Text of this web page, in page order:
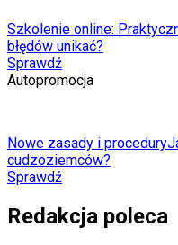
Szkolenie online:
błędów unikać?
Sprawdź
Autopromocja
Nowe zasady i procedury
cudzoziemców?
Sprawdź
Redakcja poleca